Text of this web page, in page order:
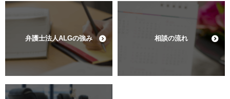
弁護士法人ALGの強み 相談の流れ